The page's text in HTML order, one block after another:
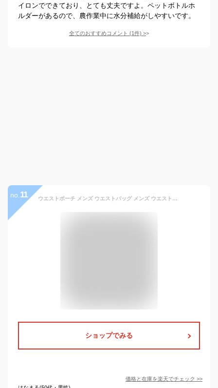
イロンでできており、とても丈夫ですよ。ペットボトルホ
ルダーがあるので、農作業中に水分補給がしやすいです。
全てのおすすめコメント (1件) >
no. 11 ウエストポーチ メンズ ウエストバッグ メンズ ウエストポーチ ボディバッグ ミニバッグ シンプルで多収納！斜め掛け 撥水仕様 ZELDNER(ゼルドナー) 送料無料
ショップでみる
価格と在庫を楽天でチェック >>